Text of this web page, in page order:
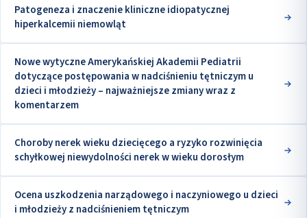
Patogeneza i znaczenie kliniczne idiopatycznej
hiperkalcemii niemowląt
Nowe wytyczne Amerykańskiej Akademii Pediatrii
dotyczące postępowania w nadciśnieniu tętniczym u
dzieci i młodzieży – najważniejsze zmiany wraz z
komentarzem
Choroby nerek wieku dziecięcego a ryzyko rozwinięcia
schyłkowej niewydolności nerek w wieku dorosłym
Ocena uszkodzenia narządowego i naczyniowego u dzieci
i młodzieży z nadciśnieniem tętniczym